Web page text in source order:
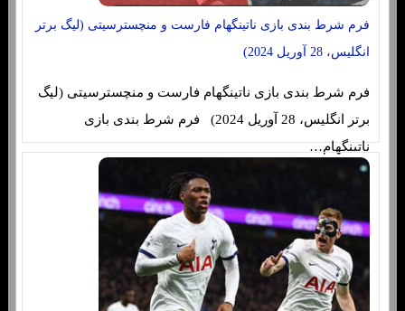
فرم شرط بندی بازی ناتینگهام فارست و منچسترسیتی (لیگ برتر
انگلیس، 28 آوریل 2024)
فرم شرط بندی بازی ناتینگهام فارست و منچسترسیتی (لیگ
برتر انگلیس، 28 آوریل 2024) فرم شرط بندی بازی
ناتینگهام…